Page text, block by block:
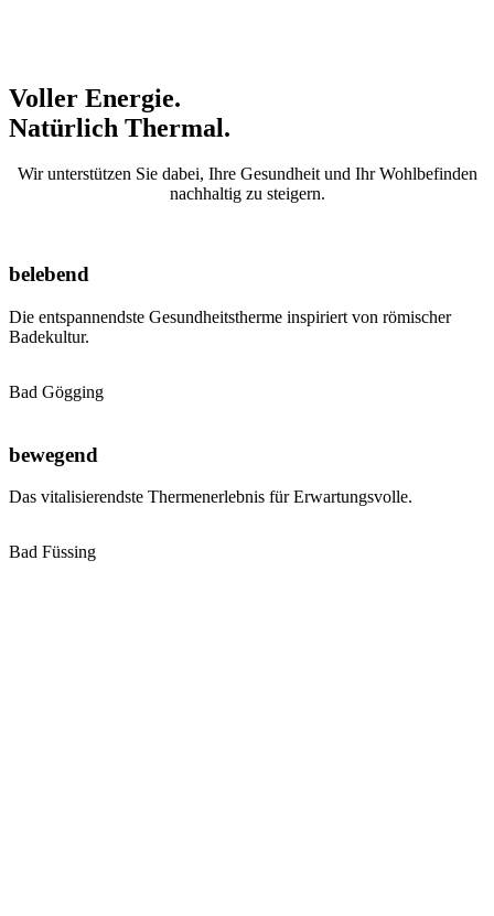
Voller Energie.
Natürlich Thermal.
Wir unterstützen Sie dabei, Ihre Gesundheit und Ihr Wohlbefinden
nachhaltig zu steigern.
belebend
Die entspannendste Gesundheitstherme inspiriert von römischer
Badekultur.
Bad Gögging
bewegend
Das vitalisierendste Thermenerlebnis für Erwartungsvolle.
Bad Füssing